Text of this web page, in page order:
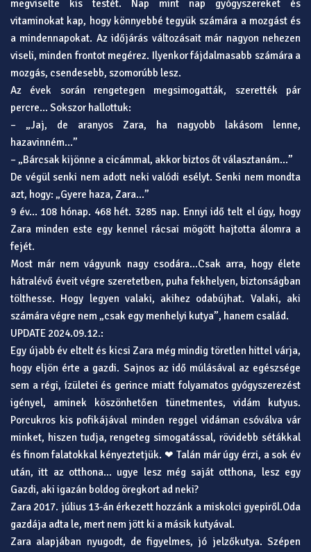
megviselte kis testét. Nap mint nap gyógyszereket és
vitaminokat kap, hogy könnyebbé tegyük számára a mozgást és
a mindennapokat. Az időjárás változásait már nagyon nehezen
viseli, minden frontot megérez. Ilyenkor fájdalmasabb számára a
mozgás, csendesebb, szomorúbb lesz.
Az évek során rengetegen megsimogatták, szerették pár
percre… Sokszor hallottuk:
– „Jaj, de aranyos Zara, ha nagyobb lakásom lenne,
hazavinném…”
– „Bárcsak kijönne a cicámmal, akkor biztos őt választanám…”
De végül senki nem adott neki valódi esélyt. Senki nem mondta
azt, hogy: „Gyere haza, Zara…”
9 év… 108 hónap. 468 hét. 3285 nap. Ennyi idő telt el úgy, hogy
Zara minden este egy kennel rácsai mögött hajtotta álomra a
fejét.
Most már nem vágyunk nagy csodára…Csak arra, hogy élete
hátralévő éveit végre szeretetben, puha fekhelyen, biztonságban
tölthesse. Hogy legyen valaki, akihez odabújhat. Valaki, aki
számára végre nem „csak egy menhelyi kutya”, hanem család.
UPDATE 2024.09.12.:
Egy újabb év eltelt és kicsi Zara még mindig töretlen hittel várja,
hogy eljön érte a gazdi. Sajnos az idő múlásával az egészsége
sem a régi, ízületei és gerince miatt folyamatos gyógyszerezést
igényel, aminek köszönhetően tünetmentes, vidám kutyus.
Porcukros kis pofikájával minden reggel vidáman csóválva vár
minket, hiszen tudja, rengeteg simogatással, rövidebb sétákkal
és finom falatokkal kényeztetjük. ❤ Talán már úgy érzi, a sok év
után, itt az otthona… ugye lesz még saját otthona, lesz egy
Gazdi, aki igazán boldog öregkort ad neki?
Zara 2017. július 13-án érkezett hozzánk a miskolci gyepiről.Oda
gazdája adta le, mert nem jött ki a másik kutyával.
Zara alapjában nyugodt, de figyelmes, jó jelzőkutya. Szépen